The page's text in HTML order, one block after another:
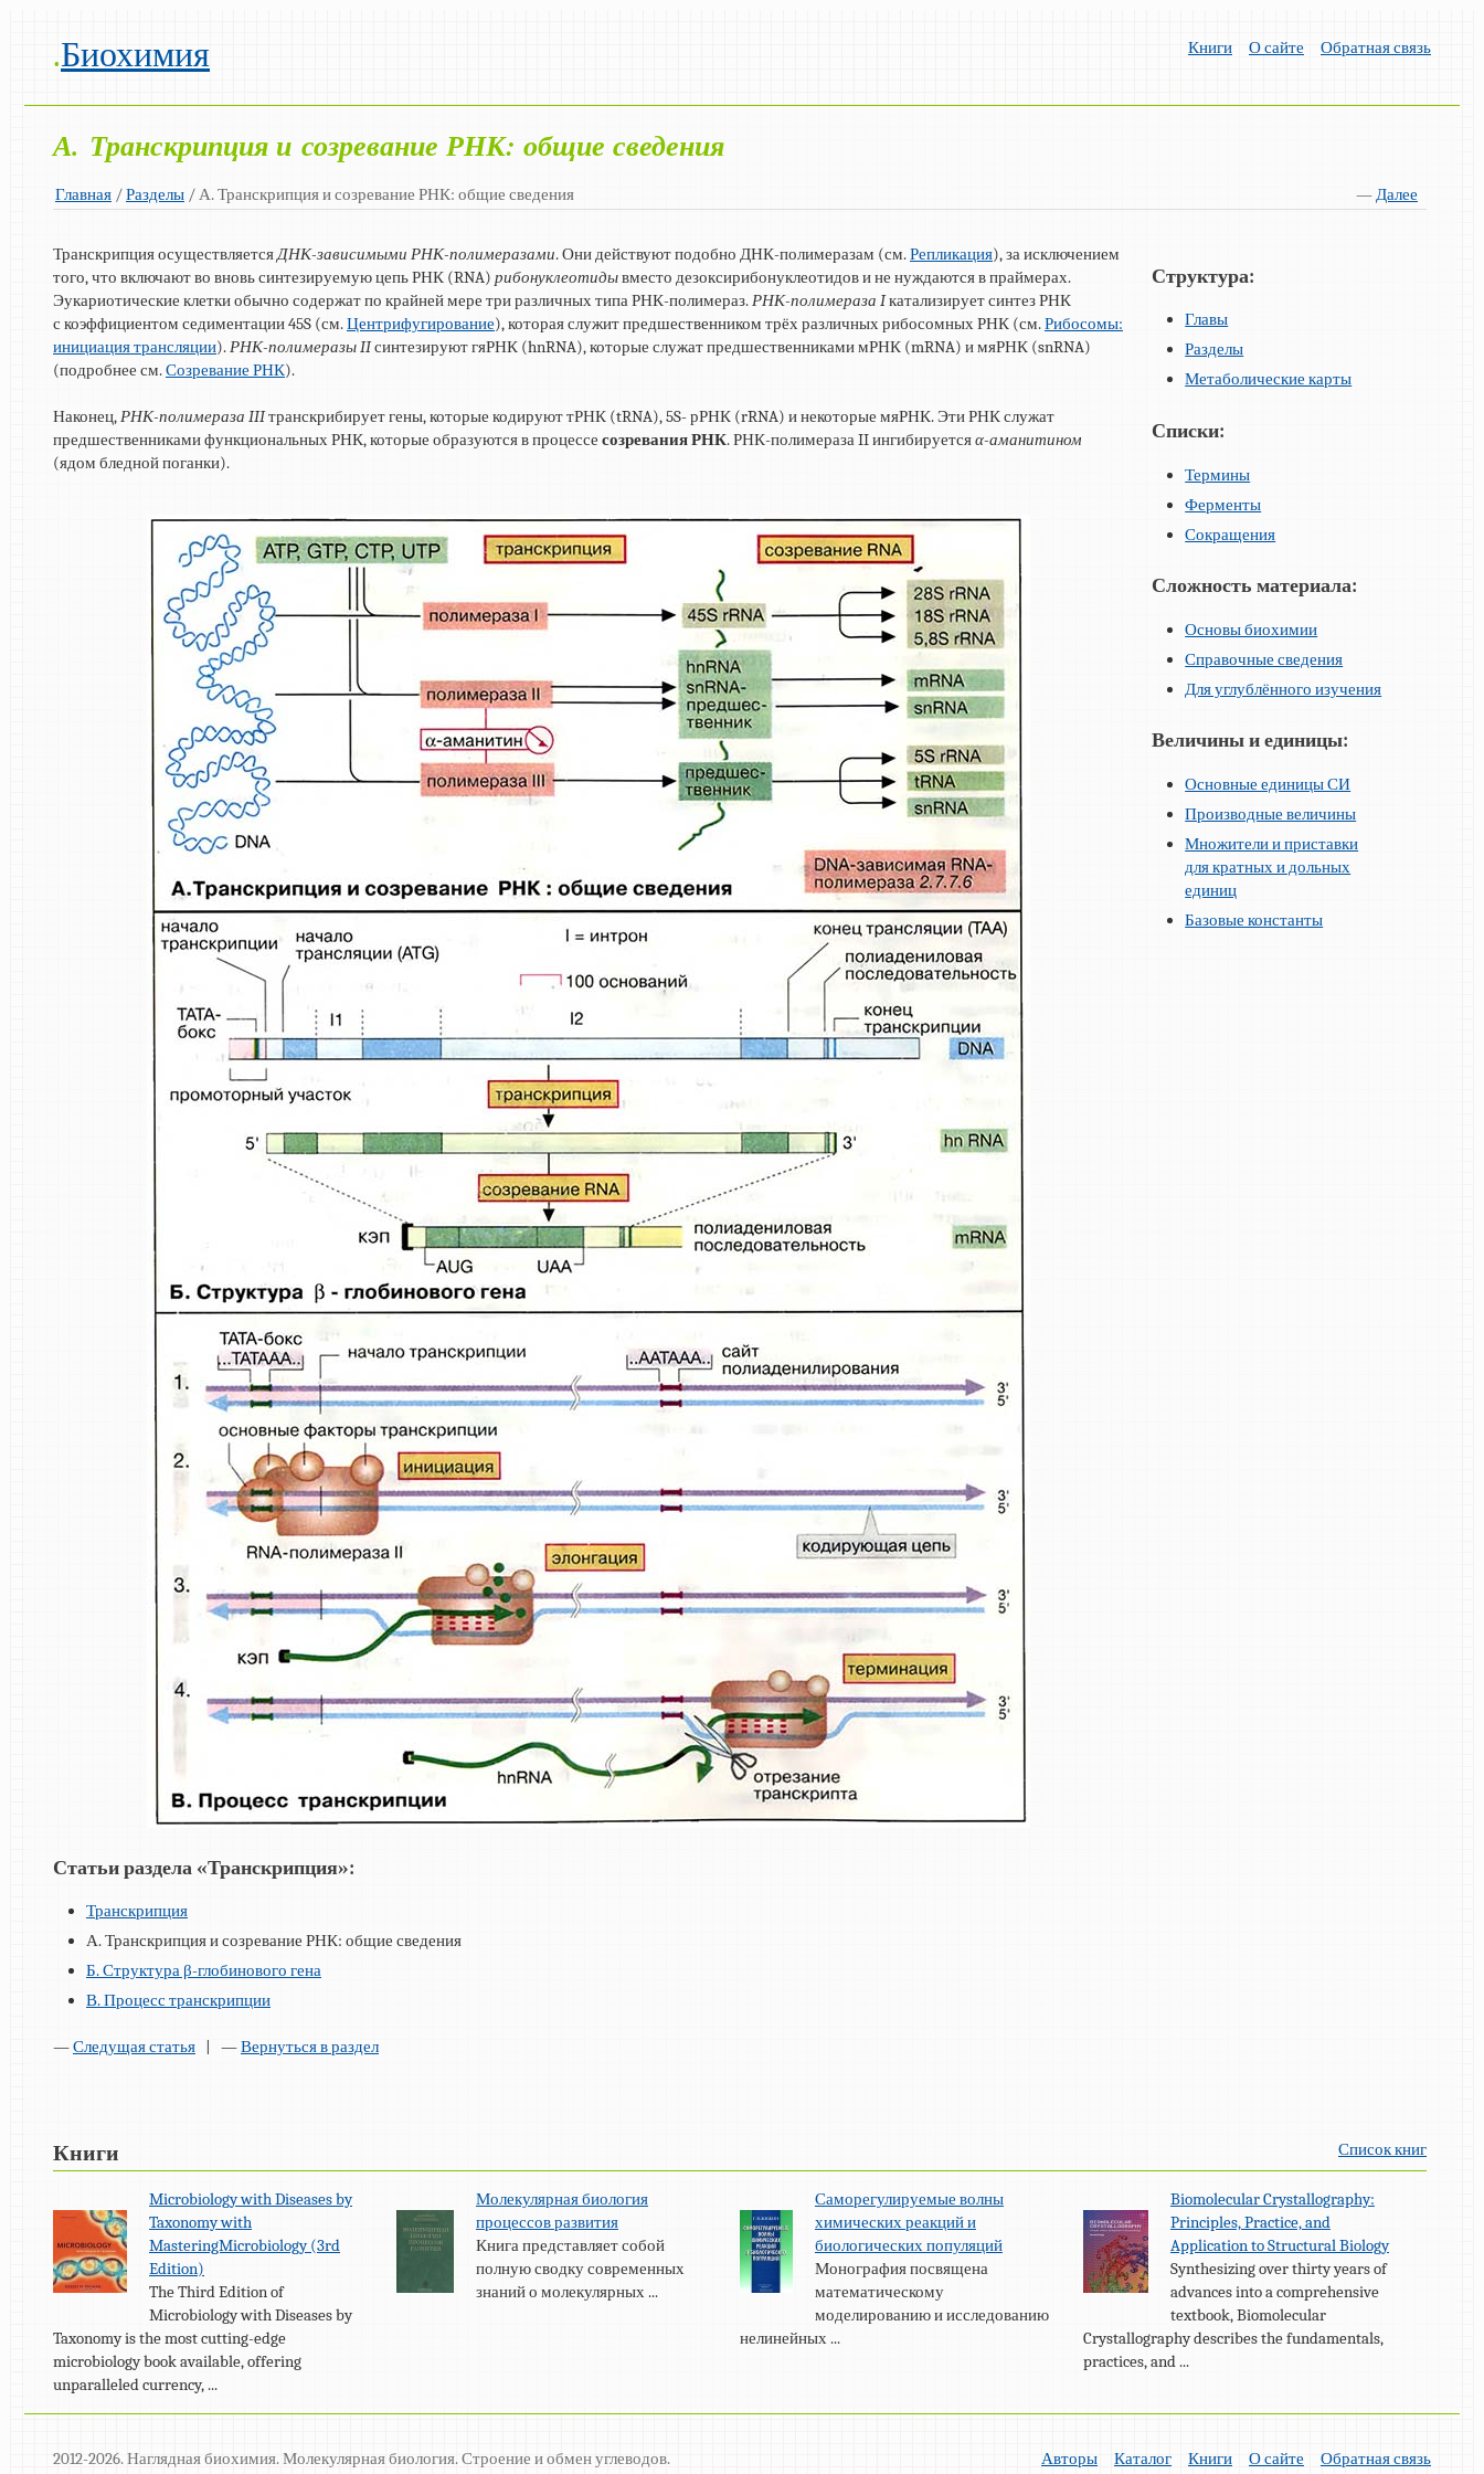
.Биохимия Книги О сайте Обратная связь
А. Транскрипция и созревание РНК: общие сведения
Главная / —Далее
Разделы / А. Транскрипция и созревание РНК: общие сведения
Транскрипция осуществляетсяДНК-зависимыми РНК-полимеразами. Они действуют подобно ДНК-полимеразам (см.Репликация), за исключением
того, что включают во вновь синтезируемую цепь РНК (RNA) рибонуклеотидывместо дезоксирибонуклеотидов и не нуждаются в праймерах.
Эукариотические клетки обычно содержат по крайней мере три различных типа РНК-полимераз.РНК-полимераза Iкатализирует синтез РНК
с коэффициентом седиментации 45S (см.Центрифугирование), которая служит предшественником трёх различных рибосомных РНК (см.Рибосомы:
инициация трансляции).РНК-полимеразы IIсинтезируют гяРНК (hnRNA), которые служат предшественниками мРНК (mRNA) и мяРНК (snRNA)
(подробнее см.Созревание РНК).
Наконец,РНК-полимераза IIIтранскрибирует гены, которые кодируют тРНК (tRNA), 5S- рРНК (rRNA) и некоторые мяРНК. Эти РНК служат
предшественниками функциональных РНК, которые образуются в процессе созревания РНК. РНК-полимераза II ингибируетсяα-аманитином
(ядом бледной поганки).
Статьи раздела «Транскрипция»:
Транскрипция
А. Транскрипция и созревание РНК: общие сведения
Б. Структура β-глобинового гена
В. Процесс транскрипции
—Следущая статья | —Вернуться в раздел
Структура:
Главы
Разделы
Метаболические карты
Списки:
Термины
Ферменты
Сокращения
Сложность материала:
Основы биохимии
Справочные сведения
Для углублённого изучения
Величины и единицы:
Основные единицы СИ
Производные величины
Множители и приставки
для кратных и дольных
единиц
Базовые константы
Книги Список книг
Microbiology with Diseases by
Taxonomy with
MasteringMicrobiology (3rd
Edition)
The Third Edition of
Microbiology with Diseases by
Taxonomy is the most cutting-edge
microbiology book available, offering
unparalleled currency, ...
Молекулярная биология
процессов развития
Книга представляет собой
полную сводку современных
знаний о молекулярных ...
Саморегулируемые волны
химических реакций и
биологических популяций
Монография посвящена
математическому
моделированию и исследованию
нелинейных ...
Biomolecular Crystallography:
Principles, Practice, and
Application to Structural Biology
Synthesizing over thirty years of
advances into a comprehensive
textbook, Biomolecular
Crystallography describes the fundamentals,
practices, and ...
2012-2026. Наглядная биохимия. Молекулярная биология. Строение и обмен углеводов. Авторы Каталог Книги О сайте Обратная связь